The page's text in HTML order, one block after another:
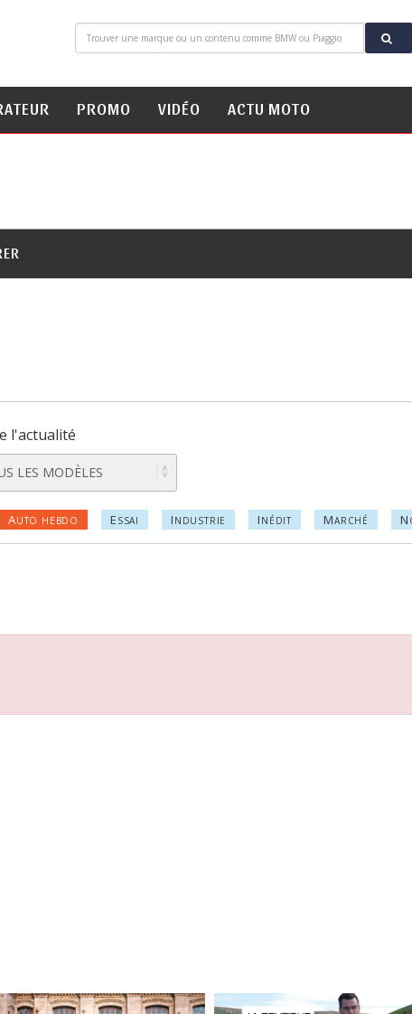
PROMO VIDÉO ACTU MOTO
l'actualité
AUTO HEBDO E SSAI I NDUSTRIE I NÉDIT MARCHÉ N